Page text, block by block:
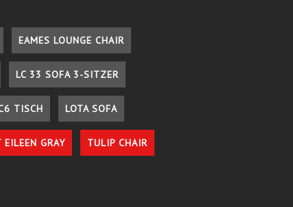
EAMES LOUNGE CHAIR
LC 33 SOFA 3-SITZER
TISCH LOTA SOFA
GRAY TULIP CHAIR